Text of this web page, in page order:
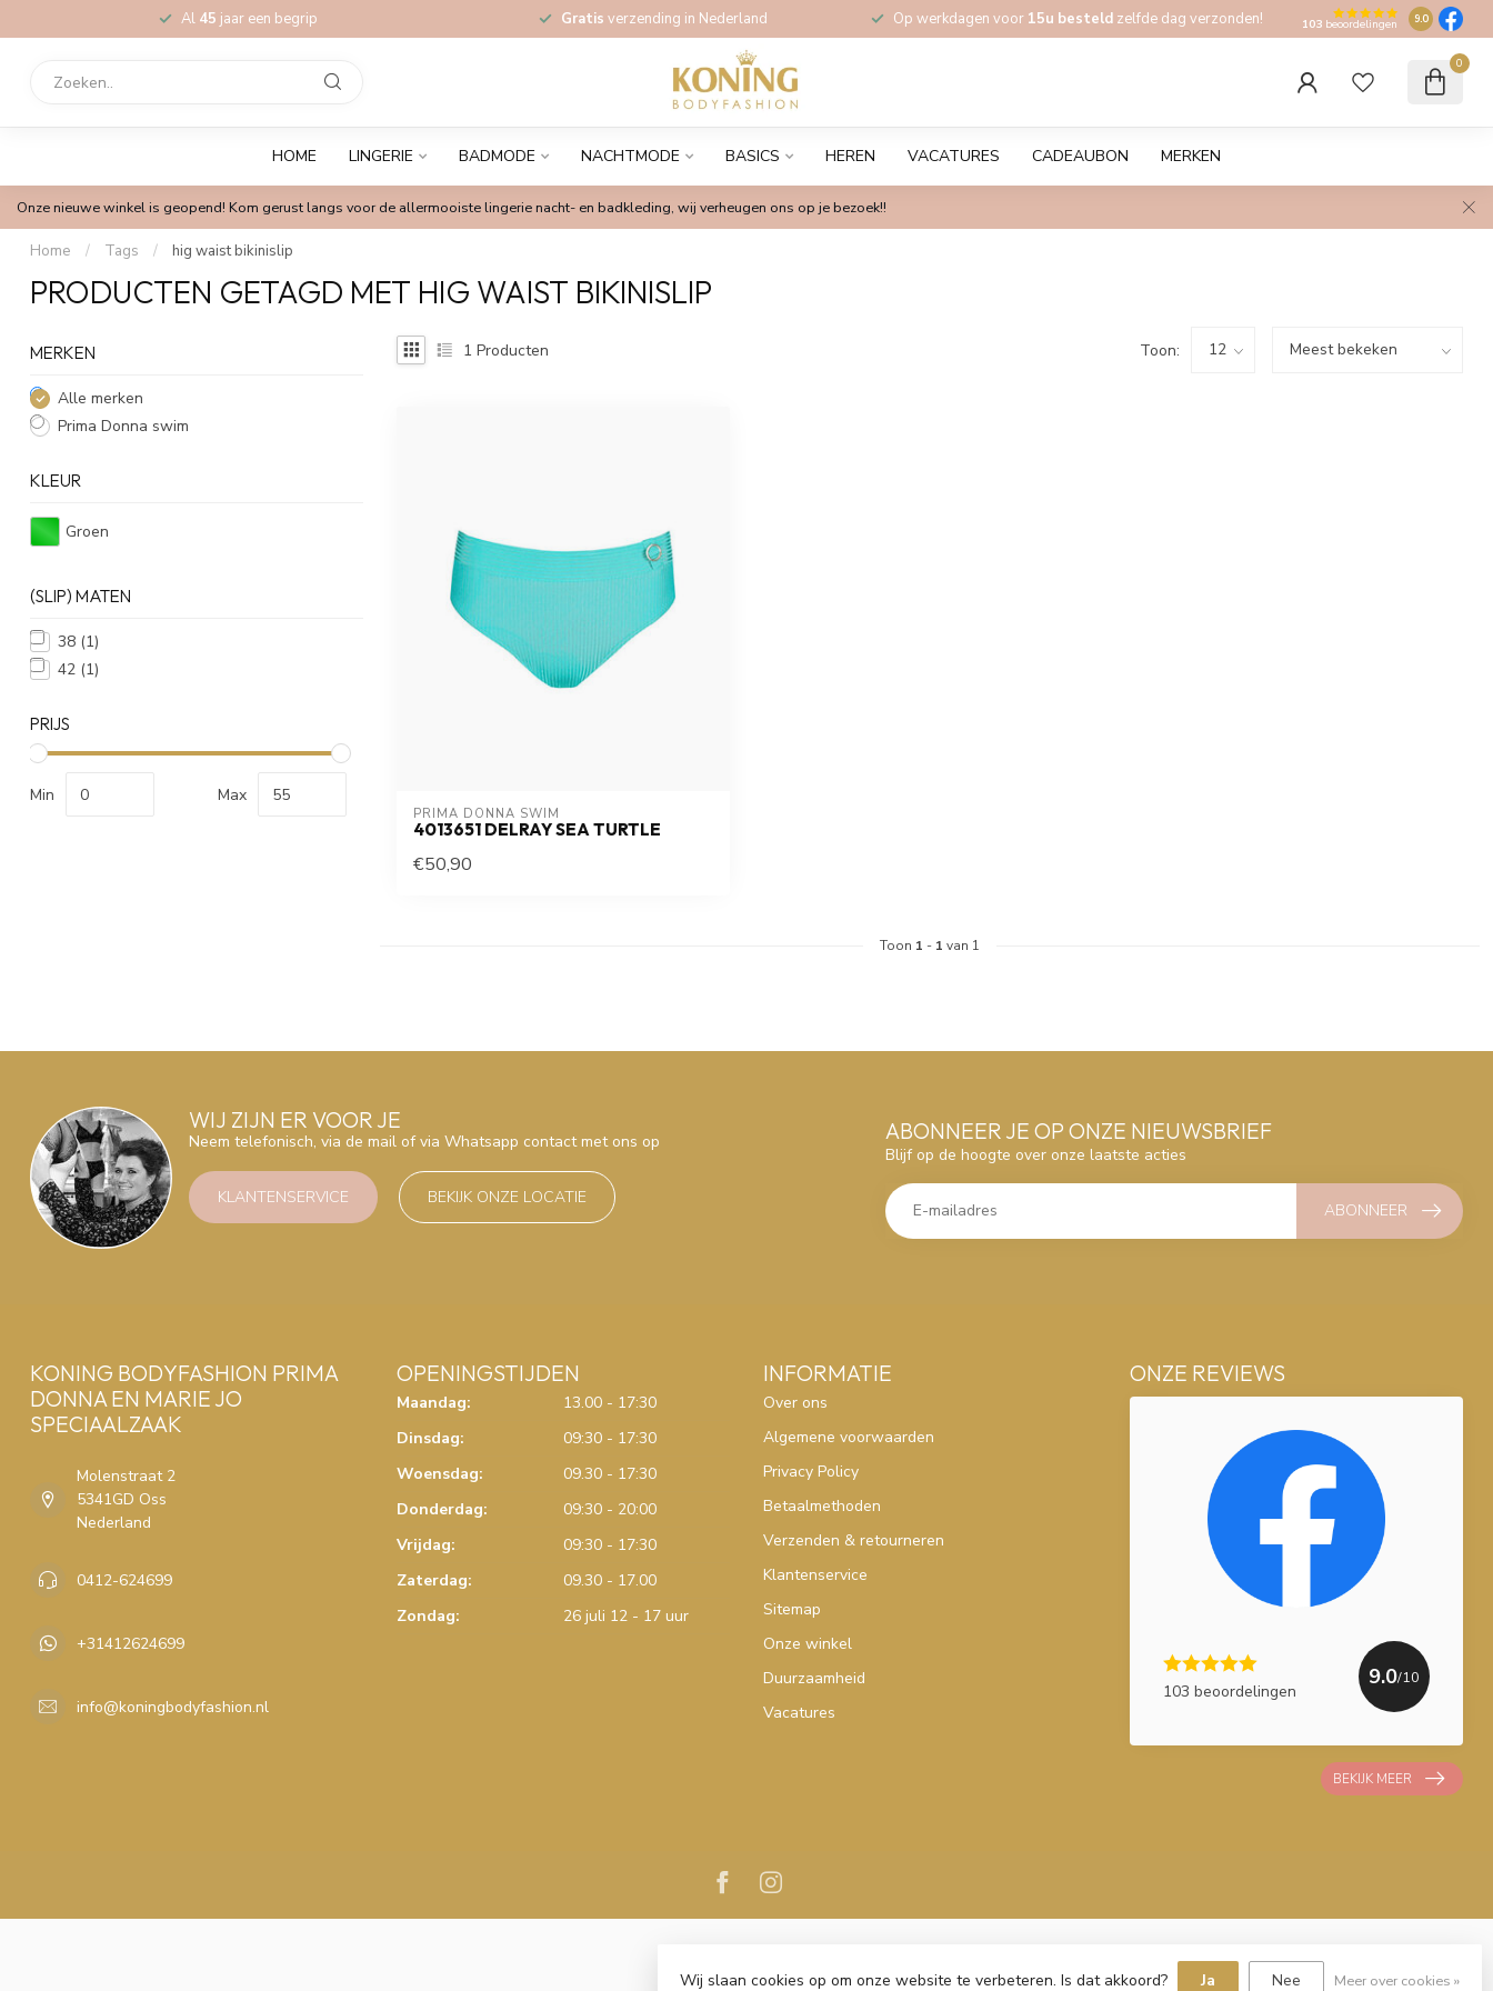
Al 45 jaar een begrip Gratis verzending in Nederland Op werkdagen voor 15u besteld zelfde dag verzonden! 103 beoordelingen 9.0
0
HOME LINGERIE BADMODE NACHTMODE BASICS HEREN VACATURES CADEAUBON MERKEN
Onze nieuwe winkel is geopend! Kom gerust langs voor de allermooiste lingerie nacht- en badkleding, wij verheugen ons op je bezoek!!
Home / Tags / hig waist bikinislip
PRODUCTEN GETAGD MET HIG WAIST BIKINISLIP
MERKEN
Alle merken
Prima Donna swim
KLEUR
Groen
(SLIP) MATEN
38 (1)
42 (1)
PRIJS
Min Max
1 Producten Toon:
PRIMA DONNA SWIM
4013651 DELRAY SEA TURTLE
€50,90
Toon 1 - 1 van 1
WIJ ZIJN ER VOOR JE
Neem telefonisch, via de mail of via Whatsapp contact met ons op
KLANTENSERVICE BEKIJK ONZE LOCATIE
ABONNEER JE OP ONZE NIEUWSBRIEF
Blijf op de hoogte over onze laatste acties
ABONNEER
KONING BODYFASHION PRIMA
DONNA EN MARIE JO
SPECIAALZAAK
Molenstraat 2
5341GD Oss
Nederland
0412-624699
+31412624699
info@koningbodyfashion.nl
OPENINGSTIJDEN
Maandag:
13.00 - 17:30
Dinsdag:
09:30 - 17:30
Woensdag:
09.30 - 17:30
Donderdag:
09:30 - 20:00
Vrijdag:
09:30 - 17:30
Zaterdag:
09.30 - 17.00
Zondag:
26 juli 12 - 17 uur
INFORMATIE
Over ons
Algemene voorwaarden
Privacy Policy
Betaalmethoden
Verzenden & retourneren
Klantenservice
Sitemap
Onze winkel
Duurzaamheid
Vacatures
ONZE REVIEWS
103 beoordelingen
9.0/10
BEKIJK MEER
Wij slaan cookies op om onze website te verbeteren. Is dat akkoord? Ja Nee Meer over cookies »